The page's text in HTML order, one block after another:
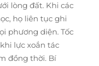
lòng đất. Khi các
họ liên tục ghi
phương diện. Tốc
lực xoắn tác
đồng thời. Bí